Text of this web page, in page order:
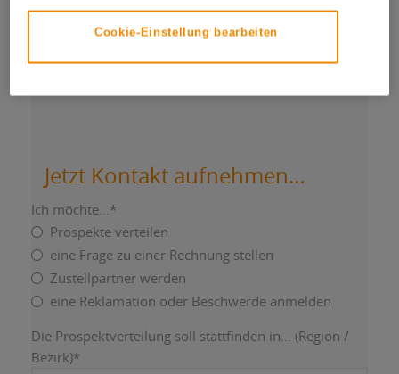
Sie wollen mehr wissen?
Jetzt Kontakt aufnehmen…
Ich möchte... *
Prospekte verteilen
eine Frage zu einer Rechnung stellen
Zustellpartner werden
eine Reklamation oder Beschwerde anmelden
Die Prospektverteilung soll stattfinden in... (Region /
Bezirk)*
Cookie-Einstellung bearbeiten